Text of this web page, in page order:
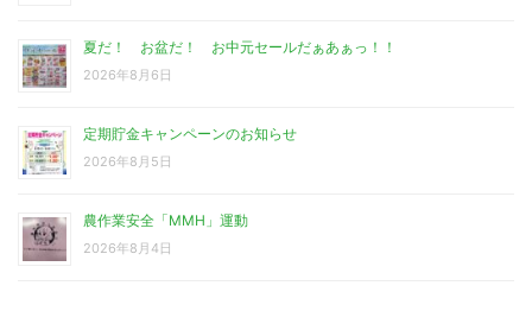
夏だ！ お盆だ！ お中元セールだぁあぁっ！！
2026年8月6日
定期貯金キャンペーンのお知らせ
2026年8月5日
農作業安全「MMH」運動
2026年8月4日